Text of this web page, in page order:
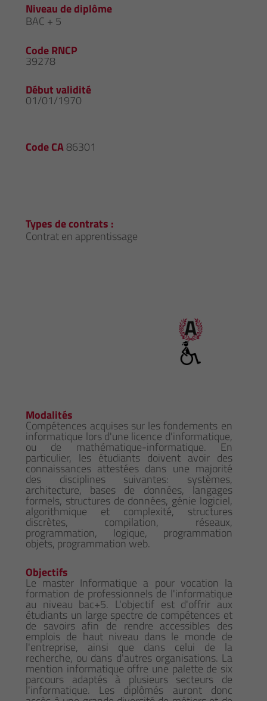
Niveau de diplôme
BAC + 5
Code RNCP
39278
Début validité
01/01/1970
Code CA86301
Types de contrats :
Contrat en apprentissage
Modalités
Compétences acquises sur les fondements en
informatique lors d'une licence d'informatique,
ou de mathématique-informatique. En
particulier, les étudiants doivent avoir des
connaissances attestées dans une majorité
des disciplines suivantes: systèmes,
architecture, bases de données, langages
formels, structures de données, génie logiciel,
algorithmique et complexité, structures
discrètes, compilation, réseaux,
programmation, logique, programmation
objets, programmation web.
Objectifs
Le master Informatique a pour vocation la
formation de professionnels de l'informatique
au niveau bac+5. L'objectif est d'offrir aux
étudiants un large spectre de compétences et
de savoirs afin de rendre accessibles des
emplois de haut niveau dans le monde de
l'entreprise, ainsi que dans celui de la
recherche, ou dans d'autres organisations. La
mention informatique offre une palette de six
parcours adaptés à plusieurs secteurs de
l'informatique. Les diplômés auront donc